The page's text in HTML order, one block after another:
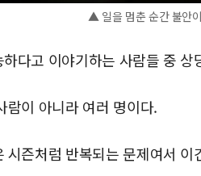
▲ 일을 멈춘 순간 불안
하다고 이야기하는 사람들 중
람이 아니라 여러 명이다.
시즌처럼 반복되는 문제여서